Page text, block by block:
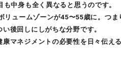
も中身も全く異なると思うのです。
リュームゾーンが45〜55歳に。つ
後回しにしがちな分野です。
マネジメントの必要性を日々伝え